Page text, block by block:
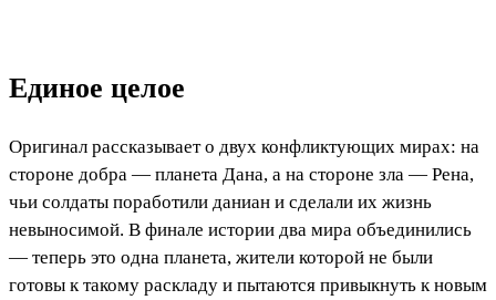
Единое целое
Оригинал рассказывает о двух конфликтующих мирах: на
стороне добра — планета Дана, а на стороне зла — Рена,
чьи солдаты поработили даниан и сделали их жизнь
невыносимой. В финале истории два мира объединились
— теперь это одна планета, жители которой не были
готовы к такому раскладу и пытаются привыкнуть к новым